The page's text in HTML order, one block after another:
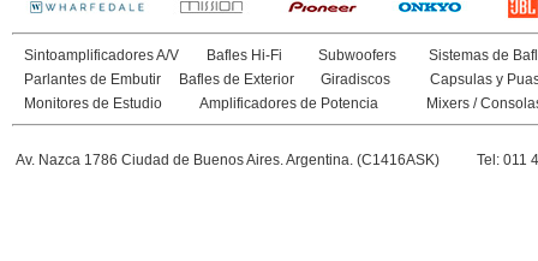
Sintoamplificadores A/V Bafles Hi-Fi Subwoofers
Sistemas de
Parlantes de Embutir
Bafles de Exterior Giradiscos
Capsulas y
Monitores de Estudio
Amplificadores de Potencia Mixers /
Av. Nazca 1786 Ciudad de Buenos Aires. Argentina. (C1416ASK) Tel: 011